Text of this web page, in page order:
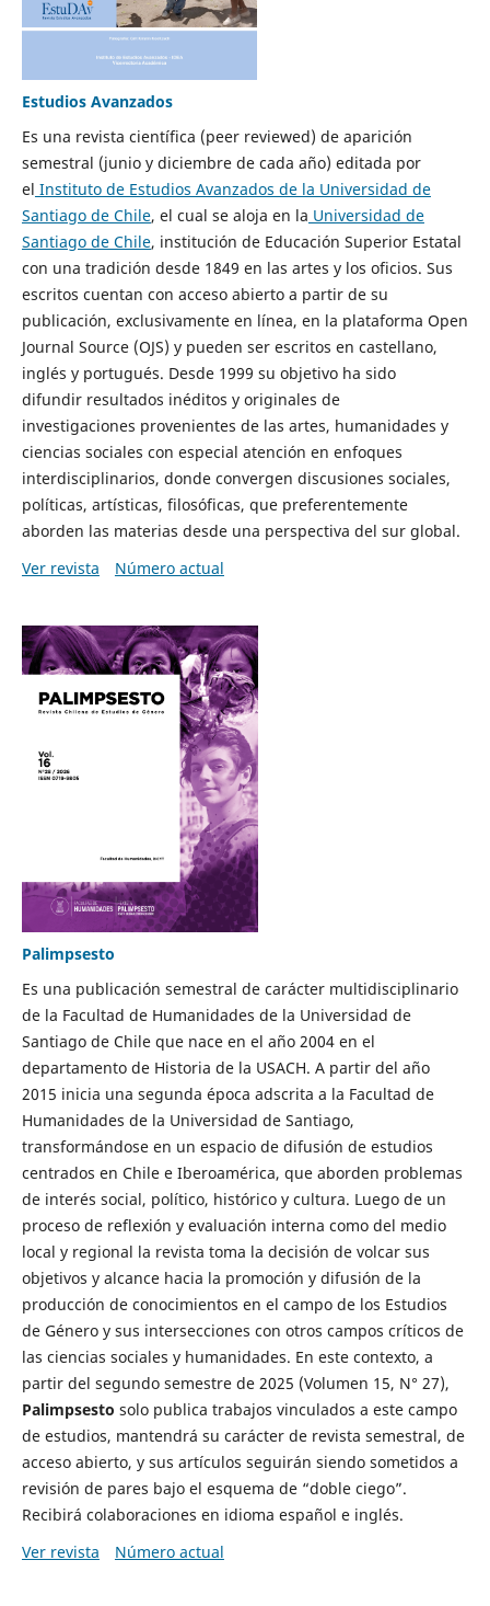
Estudios Avanzados
Es una revista científica (peer reviewed) de aparición
semestral (junio y diciembre de cada año) editada por
el Instituto de Estudios Avanzados de la Universidad de
Santiago de Chile, el cual se aloja en la Universidad de
Santiago de Chile, institución de Educación Superior Estatal
con una tradición desde 1849 en las artes y los oficios. Sus
escritos cuentan con acceso abierto a partir de su
publicación, exclusivamente en línea, en la plataforma Open
Journal Source (OJS) y pueden ser escritos en castellano,
inglés y portugués. Desde 1999 su objetivo ha sido
difundir resultados inéditos y originales de
investigaciones provenientes de las artes, humanidades y
ciencias sociales con especial atención en enfoques
interdisciplinarios, donde convergen discusiones sociales,
políticas, artísticas, filosóficas, que preferentemente
aborden las materias desde una perspectiva del sur global.
Ver revista
Número actual
Palimpsesto
Es una publicación semestral de carácter multidisciplinario
de la Facultad de Humanidades de la Universidad de
Santiago de Chile que nace en el año 2004 en el
departamento de Historia de la USACH. A partir del año
2015 inicia una segunda época adscrita a la Facultad de
Humanidades de la Universidad de Santiago,
transformándose en un espacio de difusión de estudios
centrados en Chile e Iberoamérica, que aborden problemas
de interés social, político, histórico y cultura. Luego de un
proceso de reflexión y evaluación interna como del medio
local y regional la revista toma la decisión de volcar sus
objetivos y alcance hacia la promoción y difusión de la
producción de conocimientos en el campo de los Estudios
de Género y sus intersecciones con otros campos críticos de
las ciencias sociales y humanidades. En este contexto, a
partir del segundo semestre de 2025 (Volumen 15, N° 27),
Palimpsesto solo publica trabajos vinculados a este campo
de estudios, mantendrá su carácter de revista semestral, de
acceso abierto, y sus artículos seguirán siendo sometidos a
revisión de pares bajo el esquema de “doble ciego”.
Recibirá colaboraciones en idioma español e inglés.
Ver revista
Número actual